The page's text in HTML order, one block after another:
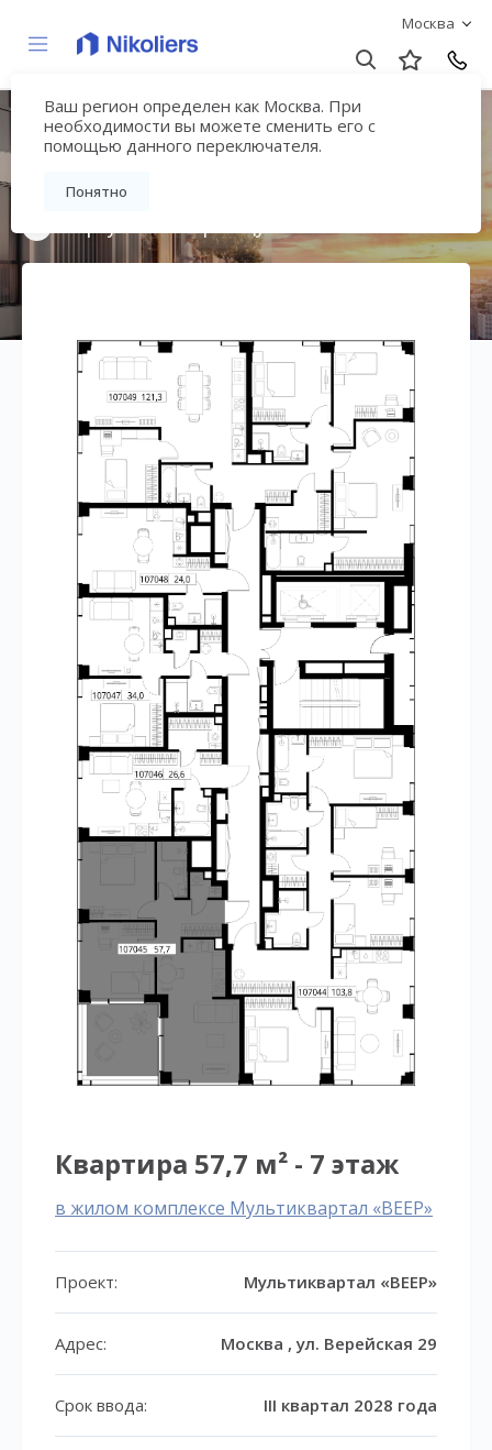
Москва
Ваш регион определен как Москва. При
необходимости вы можете сменить его с
помощью данного переключателя.
Понятно
Мультиквартал
«ВЕЕР»
Квартира 57,7 м² - 7 этаж
в жилом комплексе Мультиквартал «ВЕЕР»
Проект: Мультиквартал «ВЕЕР»
Адрес: Москва , ул. Верейская 29
Срок ввода: III квартал 2028 года